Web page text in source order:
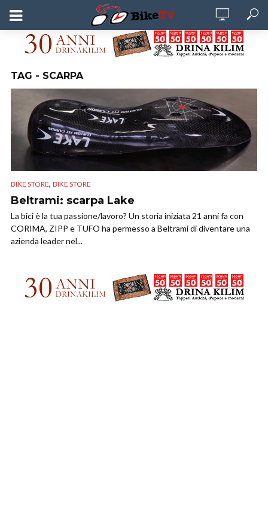
TAG - SCARPA
BIKE STORE, BIKE STORE
Beltrami: scarpa Lake
La bici è la tua passione/lavoro? Un storia iniziata 21 anni fa con
CORIMA, ZIPP e TUFO ha permesso a Beltrami di diventare una
azienda leader nel...